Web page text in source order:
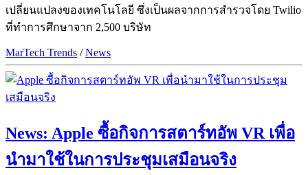
เปลี่ยนแปลงของเทคโนโลยี ซึ่งเป็นผลจากการสำรวจโดย Twilio
ที่ทำการศึกษาจาก 2,500 บริษัท
MarTech Trends /News
News: Apple ซื้อกิจการสตาร์ทอัพ VR เพื่อ
นำมาใช้ในการประชุมเสมือนจริง